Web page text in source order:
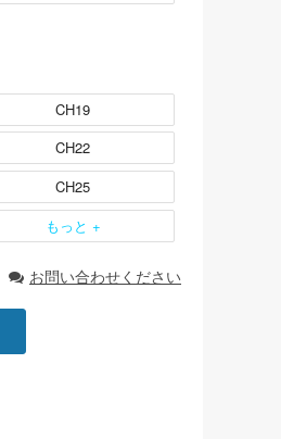
CH19
CH22
CH25
もっと +
お問い合わせください